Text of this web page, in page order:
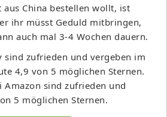
aus China bestellen wollt, ist
ihr müsst Geduld mitbringen,
auch mal 3-4 Wochen dauern.
sind zufrieden und vergeben im
4,9 von 5 möglichen Sternen.
Amazon sind zufrieden und
5 möglichen Sternen.